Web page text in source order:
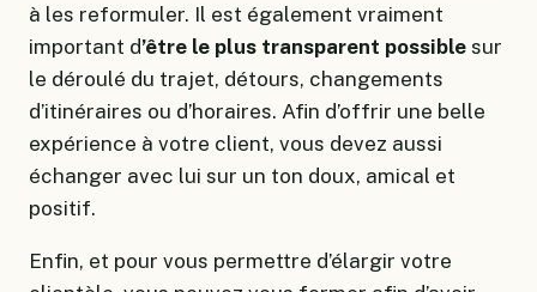
à les reformuler. Il est également vraiment
important d’être le plus transparent possible sur
le déroulé du trajet, détours, changements
d’itinéraires ou d’horaires. Afin d’offrir une belle
expérience à votre client, vous devez aussi
échanger avec lui sur un ton doux, amical et
positif.
Enfin, et pour vous permettre d’élargir votre